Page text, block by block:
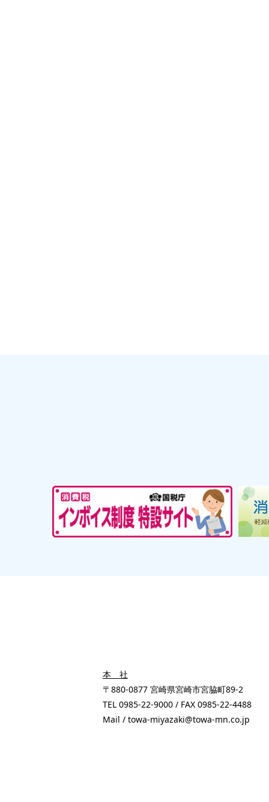
本 社
〒880-0877 宮崎県宮崎市宮脇町89-2
TEL 0985-22-9000 / FAX 0985-22-4488
Mail / towa-miyazaki@towa-mn.co.jp